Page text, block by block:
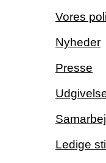
Vores
Nyheder
Presse
Ledige